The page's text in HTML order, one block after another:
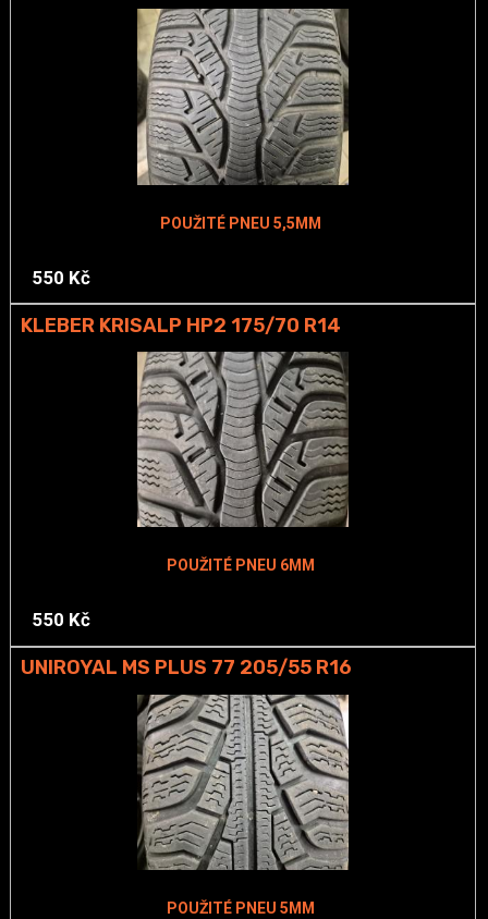
POUŽITÉ PNEU 5,5MM
550 Kč
KLEBER KRISALP HP2 175/70 R14
POUŽITÉ PNEU 6MM
550 Kč
UNIROYAL MS PLUS 77 205/55 R16
POUŽITÉ PNEU 5MM